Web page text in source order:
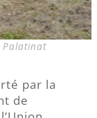
Palatinat
par la
de